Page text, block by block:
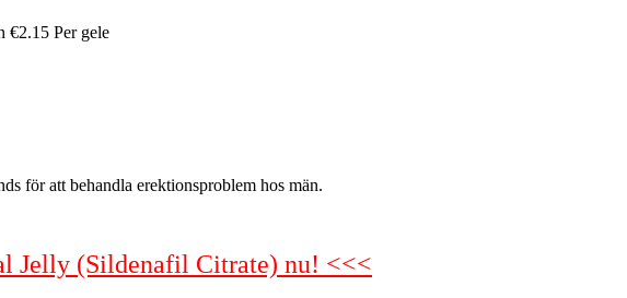
€2.15 Per gele
för att behandla erektionsproblem hos män.
Jelly (Sildenafil Citrate) nu! <<<